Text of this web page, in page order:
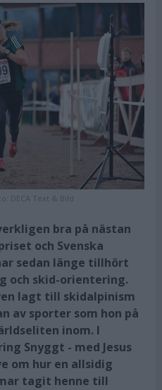
DECA Text & Bild
bra på nästan
och Svenska
sedan länge tillhört
och skid-orientering.
lagt till skidalpinism
av sporter som hon på
inom. I
Snyggt - med Jesus
om hur en allsidig
tagit henne till